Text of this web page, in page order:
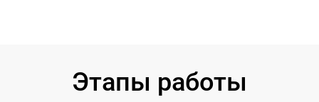
Этапы работы